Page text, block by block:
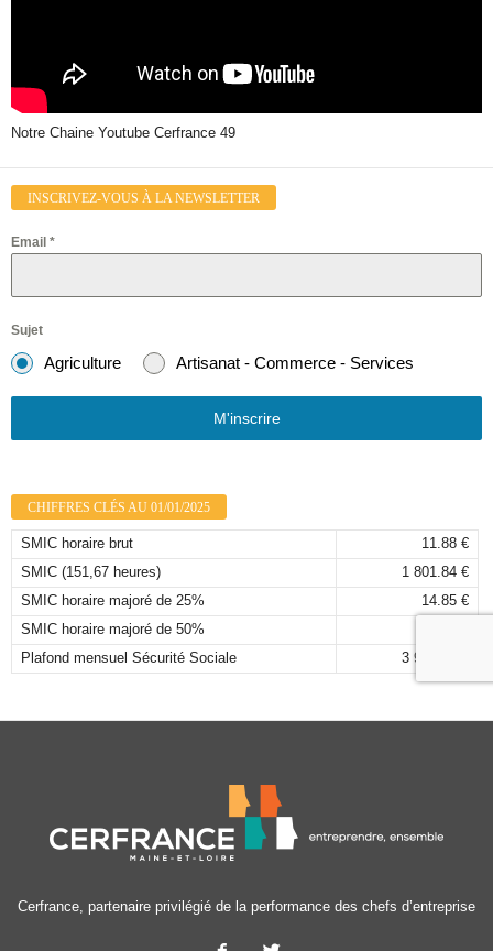
Notre Chaine Youtube Cerfrance 49
INSCRIVEZ-VOUS À LA NEWSLETTER
Email *
Sujet
Agriculture Artisanat - Commerce - Services
M'inscrire
CHIFFRES CLÉS AU 01/01/2025
SMIC horaire brut
11.88 €
SMIC (151,67 heures)
1 801.84 €
SMIC horaire majoré de 25%
14.85 €
SMIC horaire majoré de 50%
Plafond mensuel Sécurité Sociale
3 925,00 €
Cerfrance, partenaire privilégié de la performance des chefs d’entreprise